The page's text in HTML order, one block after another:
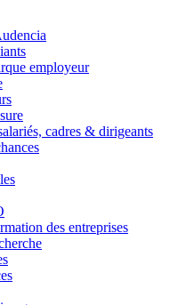
employeur
cadres & dirigeants
des entreprises